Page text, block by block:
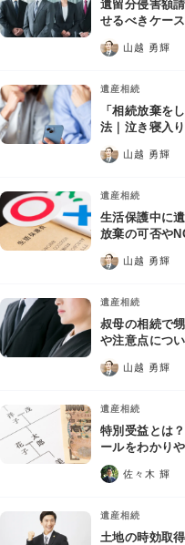
交通事故
労働問題
債権回収
IT・ネット
資金調達
企業法務
遺留分侵害額
せるべきケー
山越 勇輝
遺産相続
「相続放棄を
法｜泣き寝入
山越 勇輝
遺産相続
生活保護中に
放棄の可否や
山越 勇輝
遺産相続
叔母の相続で
や注意点につ
山越 勇輝
遺産相続
特別受益とは
ールをわかり
佐々木 輝
遺産相続
土地の時効取